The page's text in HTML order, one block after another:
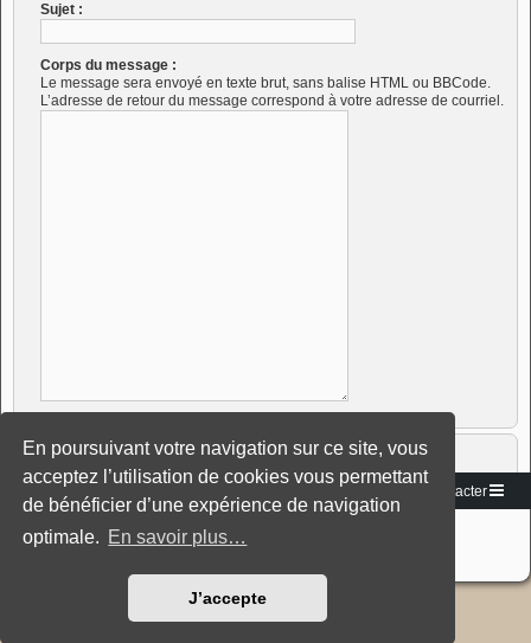
En poursuivant votre navigation sur ce site, vous
acceptez l’utilisation de cookies vous permettant
de bénéficier d’une expérience de navigation
optimale. En savoir plus…
J’accepte
Sujet :
Corps du message :
Le message sera envoyé en texte brut, sans balise HTML ou BBCode.
L’adresse de retour du message correspond à votre adresse de courriel.
Vers le site Nous contacter
Traduction française officielle © Miles Cellar
Style: Black-Silver-Split by Joyce&Luna